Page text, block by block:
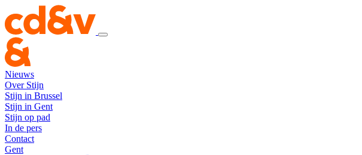
Nieuws
Over Stijn
Stijn in Brussel
Stijn in Gent
Stijn op pad
In de pers
Contact
Gent